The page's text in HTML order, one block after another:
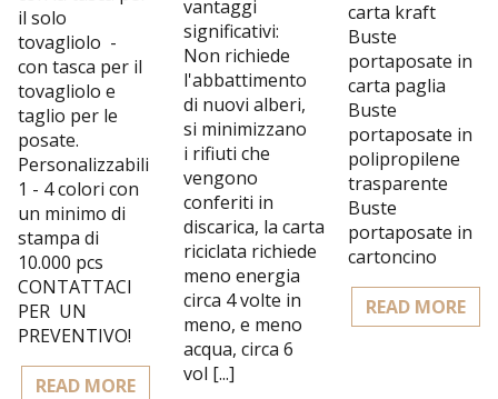
il solo
tovagliolo -
con tasca per il
tovagliolo e
taglio per le
posate.
Personalizzabili
1 - 4 colori con
un minimo di
stampa di
10.000 pcs
CONTATTACI
PER UN
PREVENTIVO!
READ MORE
vantaggi
significativi:
Non richiede
l'abbattimento
di nuovi alberi,
si minimizzano
i rifiuti che
vengono
conferiti in
discarica, la carta
riciclata richiede
meno energia
circa 4 volte in
meno, e meno
acqua, circa 6
vol [...]
carta kraft
Buste
portaposate in
carta paglia
Buste
portaposate in
polipropilene
trasparente
Buste
portaposate in
cartoncino
READ MORE